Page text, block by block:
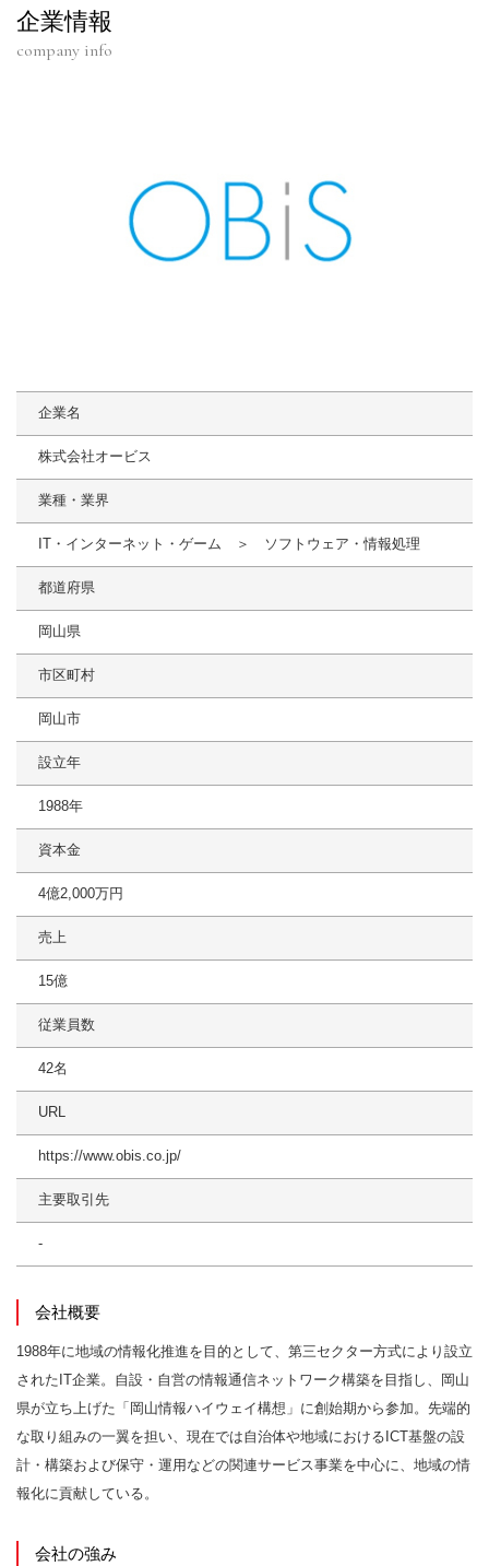
企業情報
company info
企業名
株式会社オービス
業種・業界
IT・インターネット・ゲーム ＞ ソフトウェア・情報処理
都道府県
岡山県
市区町村
岡山市
設立年
1988年
資本金
4億2,000万円
売上
15億
従業員数
42名
URL
https://www.obis.co.jp/
主要取引先
-
会社概要
1988年に地域の情報化推進を目的として、第三セクター方式により設立
されたIT企業。自設・自営の情報通信ネットワーク構築を目指し、岡山
県が立ち上げた「岡山情報ハイウェイ構想」に創始期から参加。先端的
な取り組みの一翼を担い、現在では自治体や地域におけるICT基盤の設
計・構築および保守・運用などの関連サービス事業を中心に、地域の情
報化に貢献している。
会社の強み